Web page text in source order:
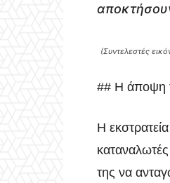
(Συντελεστές
## Η άποψη
Η
της να